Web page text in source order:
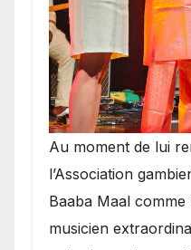
​Au moment de lui
l’Association
Baaba Maal comme
musicien